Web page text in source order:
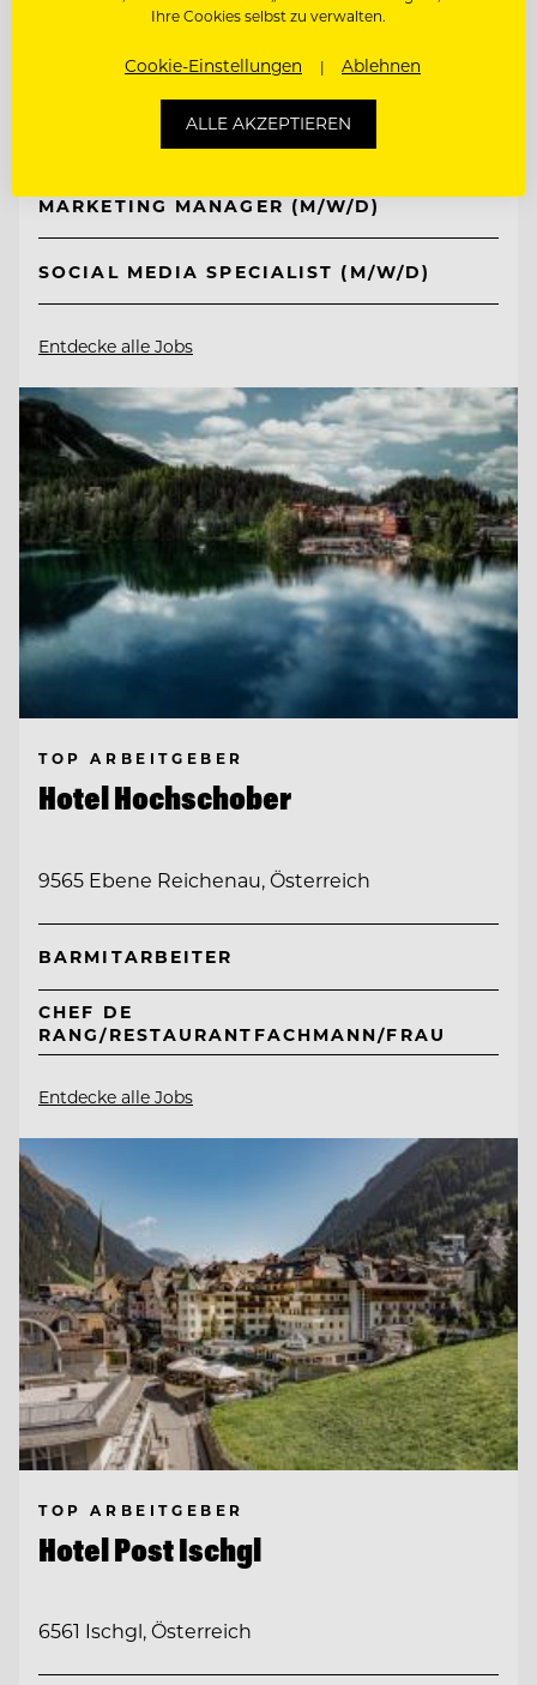
TOP ARBEITGEBER
6533 Fiss/Tirol, Österreich
MARKETING MANAGER (M/W/D)
SOCIAL MEDIA SPECIALIST (M/W/D)
Entdecke alle Jobs
TOP ARBEITGEBER
Hotel Hochschober
9565 Ebene Reichenau, Österreich
BARMITARBEITER
CHEF DE
RANG/RESTAURANTFACHMANN/FRAU
Entdecke alle Jobs
TOP ARBEITGEBER
Hotel Post Ischgl
6561 Ischgl, Österreich
Ihre Cookies selbst zu verwalten.
Cookie-Einstellungen Ablehnen
ALLE AKZEPTIEREN